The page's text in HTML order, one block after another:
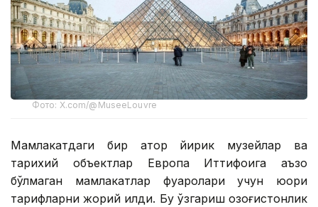
Фото: X.com/@MuseeLouvre
Мамлакатдаги бир қатор йирик музейлар ва
тарихий объектлар Европа Иттифоқига аъзо
бўлмаган мамлакатлар фуқаролари учун юқори
тарифларни жорий қилди. Бу ўзгариш қозоғистонлик